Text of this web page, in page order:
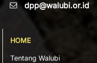
dpp@walubi.or.id
HOME
Tentang Walubi